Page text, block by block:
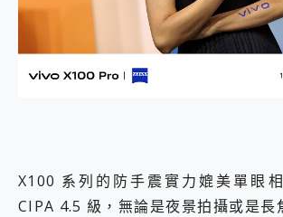
X100 系列的防手震實力媲美單眼
CIPA 4.5 級，無論是夜景拍攝或是長